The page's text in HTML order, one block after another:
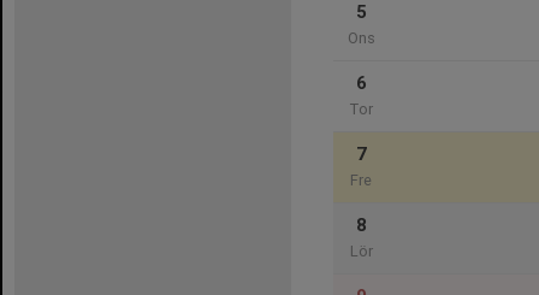
5
Ons
6
Tor
7
Fre
8
Lör